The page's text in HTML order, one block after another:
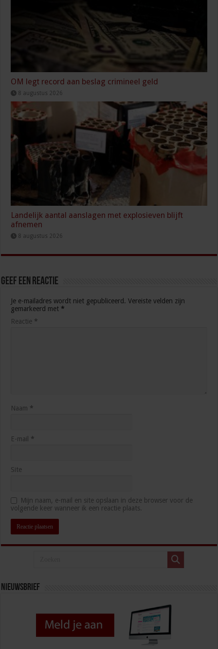
OM legt record aan beslag crimineel geld
8 augustus 2026
Landelijk aantal aanslagen met explosieven blijft
afnemen
8 augustus 2026
Geef een reactie
Je e-mailadres wordt niet gepubliceerd. Vereiste velden zijn
gemarkeerd met *
Reactie *
Naam *
E-mail *
Site
Mijn naam, e-mail en site opslaan in deze browser voor de
volgende keer wanneer ik een reactie plaats.
Nieuwsbrief